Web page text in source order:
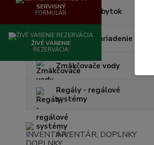
Nerezový nábytok
Obchodné zariadenie
Zmäkčovače vody
Regály - regálové
systémy
INVENTÁR, DOPLNKY
SERVISNÝ
FORMULÁR
ŽIVÉ VARENIE
REZERVÁCIA